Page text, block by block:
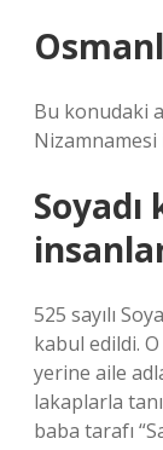
Bu konudaki
Nizamnamesi
525 sayılı
kabul edildi.
yerine aile
lakaplarla
baba tarafı